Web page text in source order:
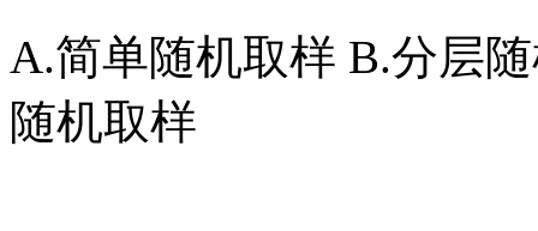
A.简单随机取样 B.分层
随机取样